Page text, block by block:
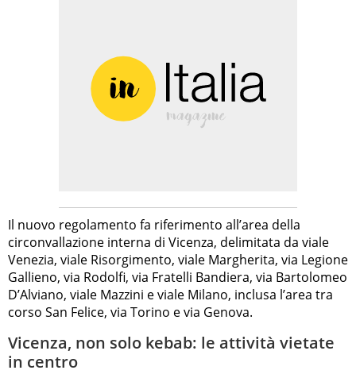
Il nuovo regolamento fa riferimento all’area della
circonvallazione interna di Vicenza, delimitata da viale
Venezia, viale Risorgimento, viale Margherita, via Legione
Gallieno, via Rodolfi, via Fratelli Bandiera, via Bartolomeo
D’Alviano, viale Mazzini e viale Milano, inclusa l’area tra
corso San Felice, via Torino e via Genova.
Vicenza, non solo kebab: le attività vietate
in centro